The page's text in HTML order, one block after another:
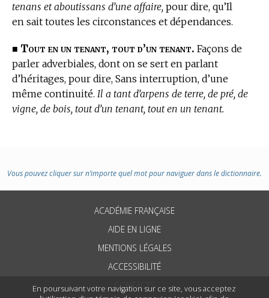
En poursuivant votre navigation sur ce site, vous acceptez
tenans et aboutissans d’une affaire, pour dire, qu’Il
en sait toutes les circonstances et dépendances.
■ Tout en un tenant, tout d’un tenant. Façons de
parler adverbiales, dont on se sert en parlant
d’héritages, pour dire, Sans interruption, d’une
même continuité. Il a tant d’arpens de terre, de pré, de
vigne, de bois, tout d’un tenant, tout en un tenant.
Vous pouvez cliquer sur n’importe quel mot pour naviguer dans le dictionnaire.
ACADÉMIE FRANÇAISE
AIDE EN LIGNE
MENTIONS LÉGALES
ACCESSIBILITÉ
CONTACTS